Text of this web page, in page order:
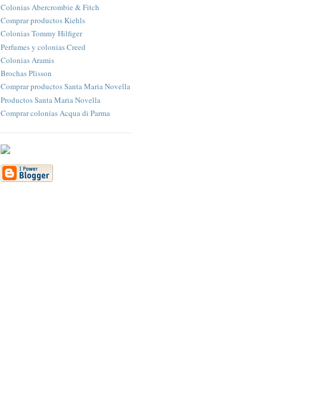
Colonias Abercrombie & Fitch
Comprar productos Kiehls
Colonias Tommy Hilfiger
Perfumes y colonias Creed
Colonias Aramis
Brochas Plisson
Comprar productos Santa Maria Novella
Productos Santa Maria Novella
Comprar colonias Acqua di Parma